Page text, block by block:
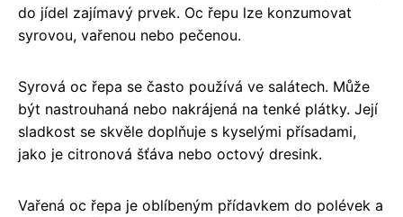
do jídel zajímavý prvek. Oc řepu lze konzumovat
syrovou, vařenou nebo pečenou.
Syrová oc řepa se často používá ve salátech. Může
být nastrouhaná nebo nakrájená na tenké plátky. Její
sladkost se skvěle doplňuje s kyselými přísadami,
jako je citronová šťáva nebo octový dresink.
Vařená oc řepa je oblíbeným přídavkem do polévek a